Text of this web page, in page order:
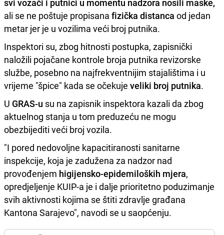
svi vozači i putnici u momentu nadzora nosili maske,
ali se ne poštuje propisana fizička distanca od jedan
metar jer je u vozilima veći broj putnika.
Inspektori su, zbog hitnosti postupka, zapisnički
naložili pojačane kontrole broja putnika revizorske
službe, posebno na najfrekventnijim stajalištima i u
vrijeme "špice" kada se očekuje veliki broj putnika.
U GRAS-u su na zapisnik inspektora kazali da zbog
aktuelnog stanja u tom preduzeću ne mogu
obezbijediti veći broj vozila.
"I pored nedovoljne kapacitiranosti sanitarne
inspekcije, koja je zadužena za nadzor nad
provođenjem higijensko-epidemiloških mjera,
opredjeljenje KUIP-a je i dalje prioritetno poduzimanje
svih aktivnosti kojima se štiti zdravlje građana
Kantona Sarajevo", navodi se u saopćenju.